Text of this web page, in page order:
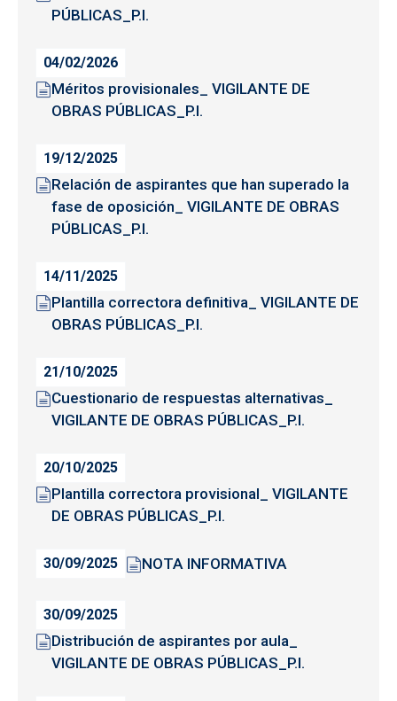
PÚBLICAS_P.I.
04/02/2026
Méritos provisionales_ VIGILANTE DE
OBRAS PÚBLICAS_P.I.
19/12/2025
Relación de aspirantes que han superado la
fase de oposición_ VIGILANTE DE OBRAS
PÚBLICAS_P.I.
14/11/2025
Plantilla correctora definitiva_ VIGILANTE DE
OBRAS PÚBLICAS_P.I.
21/10/2025
Cuestionario de respuestas alternativas_
VIGILANTE DE OBRAS PÚBLICAS_P.I.
20/10/2025
Plantilla correctora provisional_ VIGILANTE
DE OBRAS PÚBLICAS_P.I.
30/09/2025 NOTA INFORMATIVA
30/09/2025
Distribución de aspirantes por aula_
VIGILANTE DE OBRAS PÚBLICAS_P.I.